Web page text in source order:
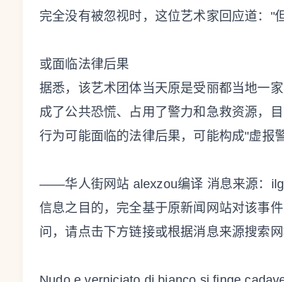
完全没有被忽视时，这位艺术家回应道："
或面临法律后果
据悉，该艺术团体当天原是受丽都当地一
成了公共恐慌、占用了警力和急救资源，
行为可能面临的法律后果，可能构成"虚报
——华人街网站 alexzou编译 消息来源：
信息之目的，完全基于原新闻网站对该事
问，请点击下方链接或根据消息来源搜索